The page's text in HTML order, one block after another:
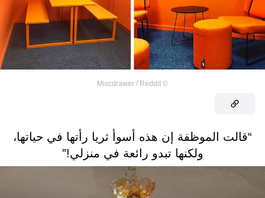
©
Miscdrawer / Reddit
“قالت الموظفة إن هذه أسوأ ثريا رأتها في حياتها،
ولكنها تبدو رائعة في منزلي!”